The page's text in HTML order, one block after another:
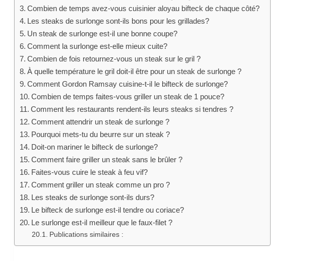
Combien de temps avez-vous cuisinier aloyau bifteck de chaque côté?
Les steaks de surlonge sont-ils bons pour les grillades?
Un steak de surlonge est-il une bonne coupe?
Comment la surlonge est-elle mieux cuite?
Combien de fois retournez-vous un steak sur le gril ?
À quelle température le gril doit-il être pour un steak de surlonge ?
Comment Gordon Ramsay cuisine-t-il le bifteck de surlonge?
Combien de temps faites-vous griller un steak de 1 pouce?
Comment les restaurants rendent-ils leurs steaks si tendres ?
Comment attendrir un steak de surlonge ?
Pourquoi mets-tu du beurre sur un steak ?
Doit-on mariner le bifteck de surlonge?
Comment faire griller un steak sans le brûler ?
Faites-vous cuire le steak à feu vif?
Comment griller un steak comme un pro ?
Les steaks de surlonge sont-ils durs?
Le bifteck de surlonge est-il tendre ou coriace?
Le surlonge est-il meilleur que le faux-filet ?
Publications similaires :